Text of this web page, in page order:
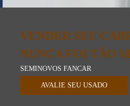
VENDER SEU
NUNCA FOI TÃO
SEMINOVOS FANCAR
AVALIE SEU USADO